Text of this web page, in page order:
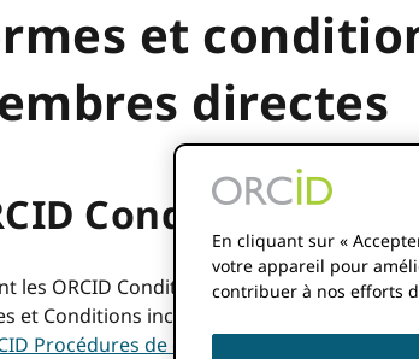
et
directes
Conditions
les ORCID Conditions générales
et Conditions incorporent par référence les
Procédures de contestation
. Les
En cliquant sur «
votre appareil pour
contribuer à nos efforts